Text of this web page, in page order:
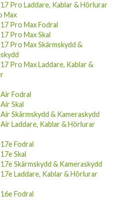
Max
Pro Max Fodral
Pro Max Skal
Pro Max Skärmskydd &
Pro Max Laddare, Kablar &
Fodral
Skal
Skärmskydd & Kameraskydd
Laddare, Kablar & Hörlurar
Fodral
Skal
Skärmskydd & Kameraskydd
Laddare, Kablar & Hörlurar
Fodral
Skal